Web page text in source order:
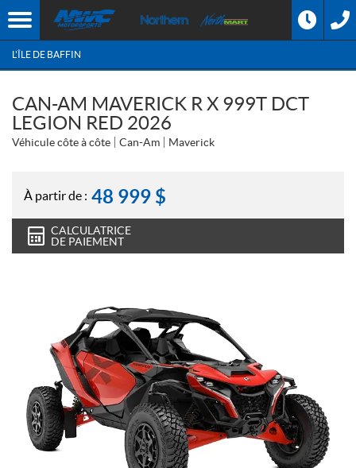
L'ÎLE DE BAFFIN
CAN-AM MAVERICK R X 999T DCT
LEGION RED 2026
Véhicule côte à côte Can-Am Maverick
À partir de : 48 999 $
CALCULATRICE
DE PAIEMENT